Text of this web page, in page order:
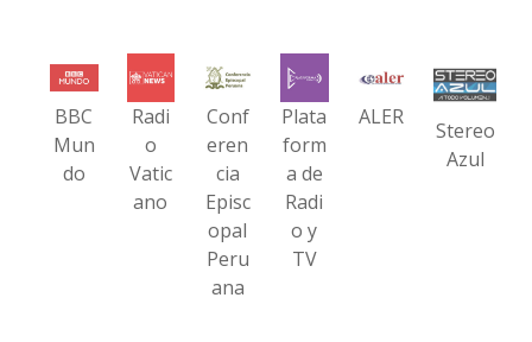
BBC
Mun
do
Radi
o
Vatic
ano
Conf
eren
cia
Episc
opal
Peru
ana
Plata
form
a de
Radi
o y
TV
ALER
Stereo
Azul